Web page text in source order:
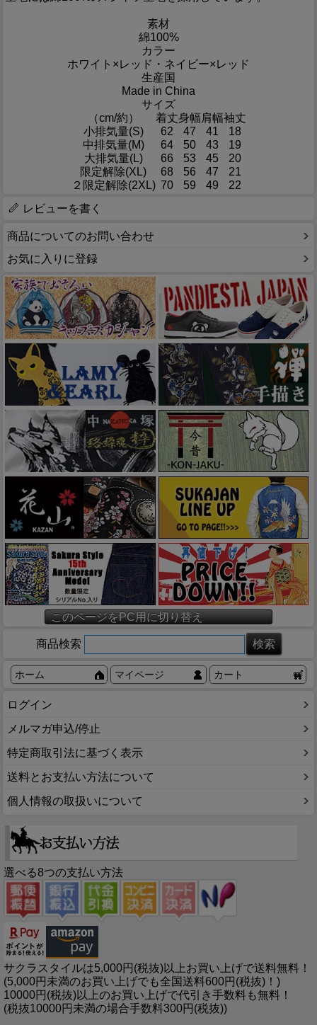
素材
綿100%
カラー
ホワイト×レッド・ネイビー×レッド
生産国
Made in China
サイズ
（cm/約）
着丈身幅肩幅袖丈
小排気量(S)
62 47 41
18
中排気量(M)
64 50 43
19
大排気量(L)
66 53 45
20
限定解除(XL)
68 56 47
21
２限定解除(2XL) 70 59 49
22
レビューを書く
商品についてのお問い合わせ
お気に入りに登録
このページをPC用に切り替え
商品検索
ホーム マイページ カート
ログイン
メルマガ申込/停止
特定商取引法に基づく表示
送料とお支払い方法について
個人情報の取扱いについて
選べる8つの支払い方法
サクラスタイルは5,000円(税抜)以上お買い上げで送料無料！
(5,000円未満のお買い上げでも全国送料600円(税抜)！)
10000円(税抜)以上のお買い上げで代引き手数料も無料！
(税抜10000円未満の場合手数料300円(税抜))